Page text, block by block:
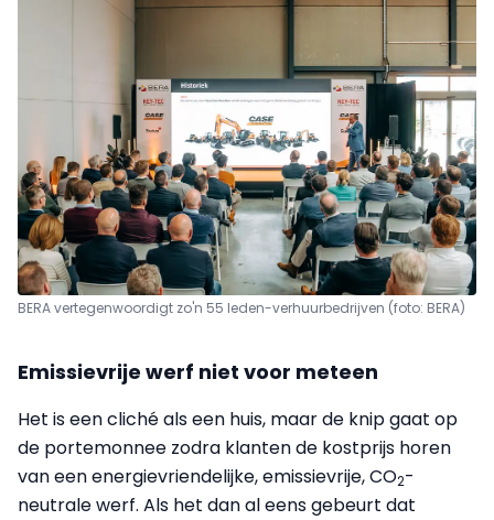
BERA vertegenwoordigt zo'n 55 leden-verhuurbedrijven (foto: BERA)
Emissievrije werf niet voor meteen
Het is een cliché als een huis, maar de knip gaat op
de portemonnee zodra klanten de kostprijs horen
van een energievriendelijke, emissievrije, CO2-
neutrale werf. Als het dan al eens gebeurt dat